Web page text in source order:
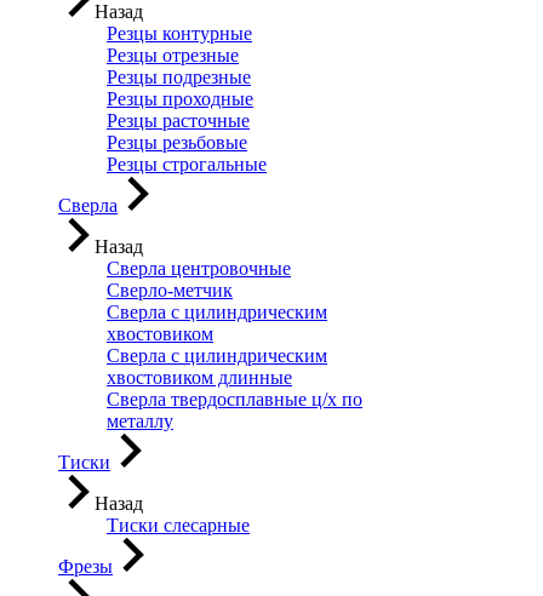
Назад
Резцы контурные
Резцы отрезные
Резцы подрезные
Резцы проходные
Резцы расточные
Резцы резьбовые
Резцы строгальные
Сверла
Назад
Сверла центровочные
Сверло-метчик
Сверла с цилиндрическим
хвостовиком
Сверла с цилиндрическим
хвостовиком длинные
Сверла твердосплавные ц/х по
металлу
Тиски
Назад
Тиски слесарные
Фрезы